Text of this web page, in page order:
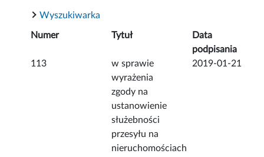
Wyszukiwarka
Numer Tytuł
Data
podpisania
113
w sprawie
wyrażenia
zgody na
ustanowienie
służebności
przesyłu na
nieruchomościach
2019-01-21